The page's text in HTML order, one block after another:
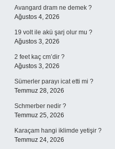
Avangard dram ne demek ?
Ağustos 4, 2026
19 volt ile akü şarj olur mu ?
Ağustos 3, 2026
2 feet kaç cm’dir ?
Ağustos 3, 2026
Sümerler parayı icat etti mi ?
Temmuz 28, 2026
Schmerber nedir ?
Temmuz 25, 2026
Karaçam hangi iklimde yetişir ?
Temmuz 24, 2026